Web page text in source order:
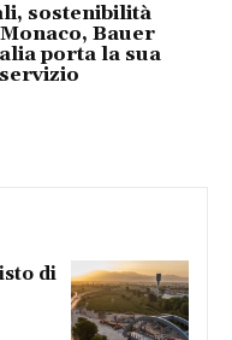
sostenibilità
Bauer
porta la sua
di